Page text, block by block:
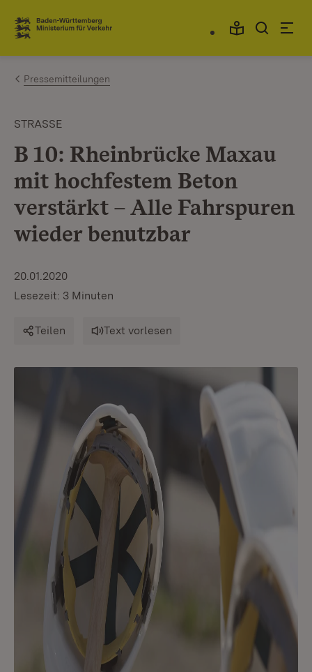
Zum Inhalt springen
Link zur Startseite
Pressemitteilungen
STRASSE
B 10: Rheinbrücke Maxau
mit hochfestem Beton
verstärkt – Alle Fahrspuren
wieder benutzbar
20.01.2020
Lesezeit: 3 Minuten
Teilen Text vorlesen